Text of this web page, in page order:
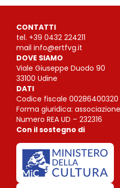
CONTATTI
tel. +39 0432 224211
mail info@ertfvg.it
DOVE SIAMO
Viale Giuseppe Duodo 90
33100 Udine
DATI
Codice fiscale 00286400320
Forma giuridica: associazione
Numero REA UD – 232316
Con il sostegno di